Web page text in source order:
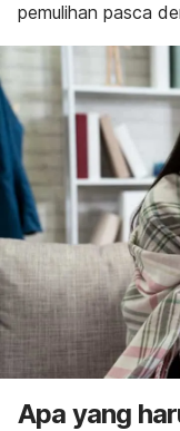
pemulihan pasca
Apa yang